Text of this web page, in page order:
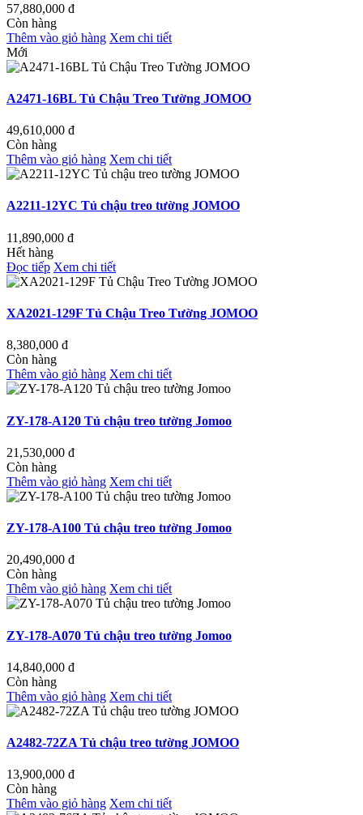
57,880,000 đ
Còn hàng
Thêm vào giỏ hàng Xem chi tiết
Mới
A2471-16BL Tủ Chậu Treo Tường JOMOO
49,610,000 đ
Còn hàng
Thêm vào giỏ hàng Xem chi tiết
A2211-12YC Tủ chậu treo tường JOMOO
11,890,000 đ
Hết hàng
Đọc tiếp Xem chi tiết
XA2021-129F Tủ Chậu Treo Tường JOMOO
8,380,000 đ
Còn hàng
Thêm vào giỏ hàng Xem chi tiết
ZY-178-A120 Tủ chậu treo tường Jomoo
21,530,000 đ
Còn hàng
Thêm vào giỏ hàng Xem chi tiết
ZY-178-A100 Tủ chậu treo tường Jomoo
20,490,000 đ
Còn hàng
Thêm vào giỏ hàng Xem chi tiết
ZY-178-A070 Tủ chậu treo tường Jomoo
14,840,000 đ
Còn hàng
Thêm vào giỏ hàng Xem chi tiết
A2482-72ZA Tủ chậu treo tường JOMOO
13,900,000 đ
Còn hàng
Thêm vào giỏ hàng Xem chi tiết